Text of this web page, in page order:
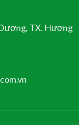
TX. Hương